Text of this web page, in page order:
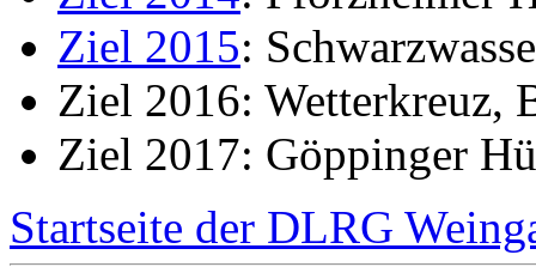
Ziel 2015:
Ziel 2016: Wetterkreuz,
Ziel 2017: Göppinger
Startseite der DLRG